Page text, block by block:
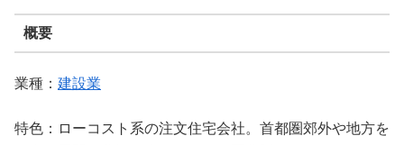
概要
業種： 建設業
特色：ローコスト系の注文住宅会社。首都圏郊外や地方を